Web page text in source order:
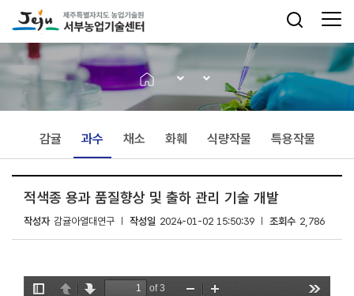
감귤 과수 채소 화훼 식량작물 특용작물
적색종 용과 품질향상 및 출하 관리 기술 개발
작성자 감귤아열대연구 작성일 2024-01-02 15:50:39 조회수 2,786